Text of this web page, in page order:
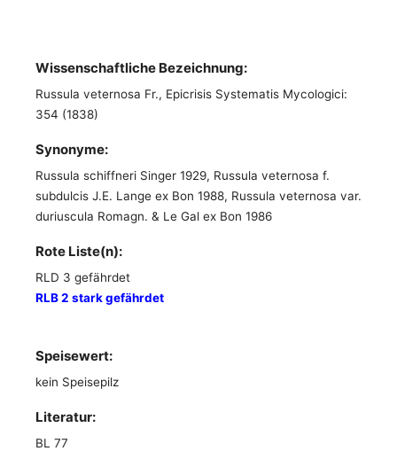
Wissenschaftliche Bezeichnung:
Russula veternosa Fr., Epicrisis Systematis Mycologici:
354 (1838)
Synonyme:
Russula schiffneri Singer 1929, Russula veternosa f.
subdulcis J.E. Lange ex Bon 1988, Russula veternosa var.
duriuscula Romagn. & Le Gal ex Bon 1986
Rote Liste(n):
RLD 3 gefährdet
RLB 2 stark gefährdet
Speisewert:
kein Speisepilz
Literatur:
BL 77